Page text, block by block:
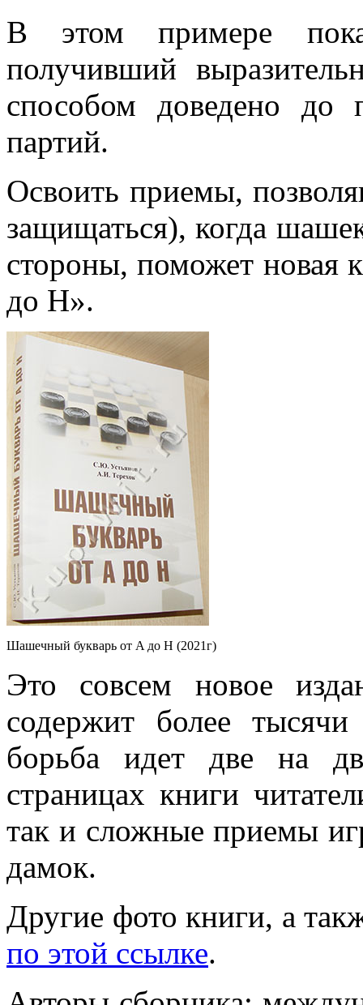
В этом примере
получивший
способом доведено до
партий.
Освоить приемы,
защищаться), когда
стороны, поможет новая
до H».
Шашечный букварь от A до H (2021г)
Это совсем новое
содержит более
борьба идет две на
страницах книги
так и сложные приемы
дамок.
Другие фото книги, а
по этой ссылке.